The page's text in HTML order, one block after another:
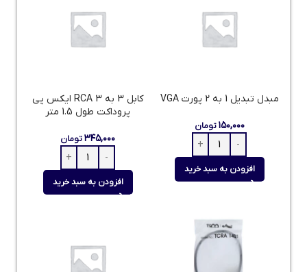
مبدل تبدیل 1 به 2 پورت VGA
۱۵۰,۰۰۰ تومان
افزودن به سبد خرید
کابل 3 به 3 RCA ایکس پی
پروداکت طول 1.5 متر
۳۴۵,۰۰۰تومان
افزودن به سبد خرید